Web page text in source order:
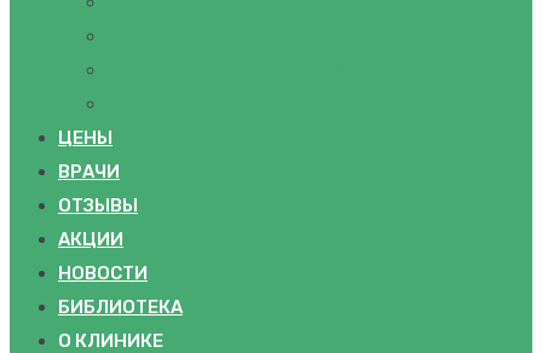
ЦЕНЫ
ВРАЧИ
ОТЗЫВЫ
АКЦИИ
НОВОСТИ
БИБЛИОТЕКА
О КЛИНИКЕ